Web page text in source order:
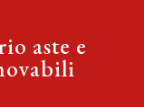
aste e